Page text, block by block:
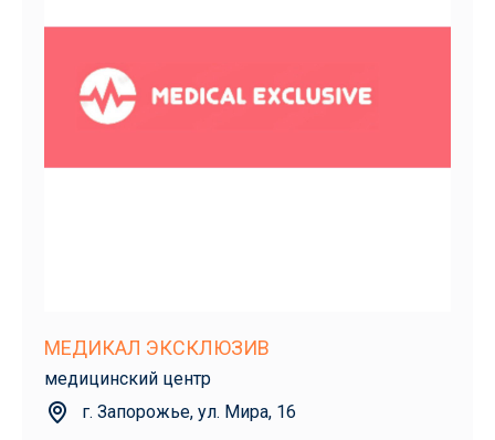
МЕДИКАЛ ЭКСКЛЮЗИВ
медицинский центр
г. Запорожье, ул. Мира, 16